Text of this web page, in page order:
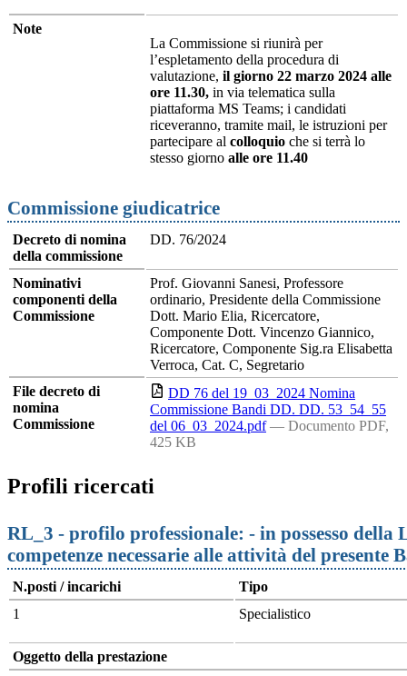
Note
La Commissione si riunirà per
l’espletamento della procedura di
valutazione, il giorno 22 marzo 2024 alle
ore 11.30, in via telematica sulla
piattaforma MS Teams; i candidati
riceveranno, tramite mail, le istruzioni per
partecipare al colloquio che si terrà lo
stesso giorno alle ore 11.40
Commissione giudicatrice
Decreto di nomina
della commissione
DD. 76/2024
Nominativi
componenti della
Commissione
Prof. Giovanni Sanesi, Professore
ordinario, Presidente della Commissione
Dott. Mario Elia, Ricercatore,
Componente Dott. Vincenzo Giannico,
Ricercatore, Componente Sig.ra Elisabetta
Verroca, Cat. C, Segretario
File decreto di
nomina
Commissione
DD 76 del 19_03_2024 Nomina
Commissione Bandi DD. DD. 53_54_55
del 06_03_2024.pdf — Documento PDF,
425 KB
Profili ricercati
RL_3 - profilo professionale: - in possesso della
competenze necessarie alle attività del presente
N.posti / incarichi
Tipo
1
Specialistico
Oggetto della prestazione